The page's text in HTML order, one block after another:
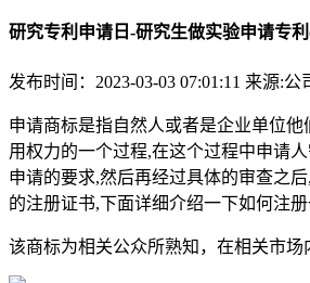
研究专利申请日-研究生做实验申请专利
发布时间：2023-03-03 07:01:11 来源:公
申请商标是指自然人或者是企业单位
用权力的一个过程,在这个过程中申请
申请的要求,然后再经过具体的审查之
的注册证书,下面详细介绍一下如何注
该商标为相关公众所熟知，在相关市场